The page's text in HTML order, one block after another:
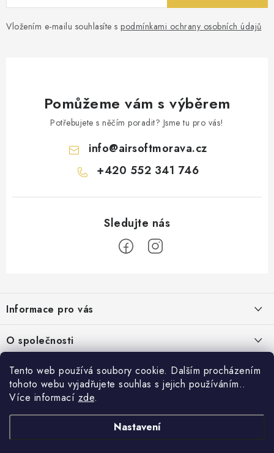
Tento web používá soubory cookie. Dalším procházením
tohoto webu vyjadřujete souhlas s jejich používáním..
Více informací zde.
Nastavení
Vložením e-mailu souhlasíte s podmínkami ochrany osobních údajů
Pomůžeme vám s výběrem
Potřebujete s něčím poradit? Jsme tu pro vás!
info@airsoftmorava.cz
+420 552 341 746
p
a
t
Informace pro vás
Podmínky ochrany osobních údajů
Reklamace
Vrácení zboží
O společnosti
O nás
Kontakt
AirsoftMorava.cz
AirsoftMorava s.r.o.
T. G. Masaryka 463
73801 Frýdek-Místek
Nákupní košík
0KS /0 KČ